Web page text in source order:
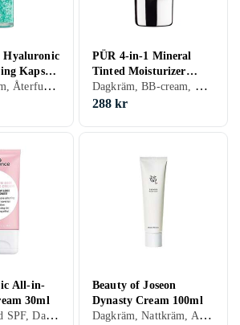
Hyaluronic
Kapsel
Anti age, Dam, Återfuktande, Mogen
PÜR 4-in-1 Mineral
Tinted Moisturizer
SPF20 50g
Dagkräm, BB-cream, CC-cream, Dagkräm med SPF, Dam, Återfuktande, Bronzing, Normal, Blandad, Alla, Mogen
288 kr
All-in-
30ml
Dagkräm med SPF, Dam, Återfuktande, Motverkar rynkor, Uppstramande, Närande, Alla, Mogen
Beauty of Joseon
Dynasty Cream 100ml
Dagkräm, Nattkräm, Anti age, Dam, Herr, Återfuktande, Lyster, Motverkar rynkor, Regenererande, Balanserande, Närande, Oljefri, Upplysande, Normal, Blandad, Torr, Fet, Alla, Känslig, Mogen